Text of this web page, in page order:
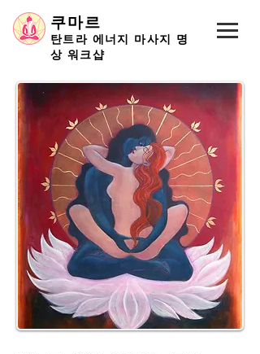
쿠마르
탄트라 에너지 마사지 명
상 워크샵